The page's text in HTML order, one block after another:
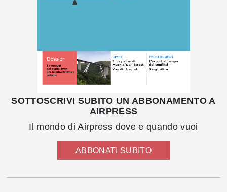
SOTTOSCRIVI SUBITO UN ABBONAMENTO A
AIRPRESS
Il mondo di Airpress dove e quando vuoi
ABBONATI SUBITO